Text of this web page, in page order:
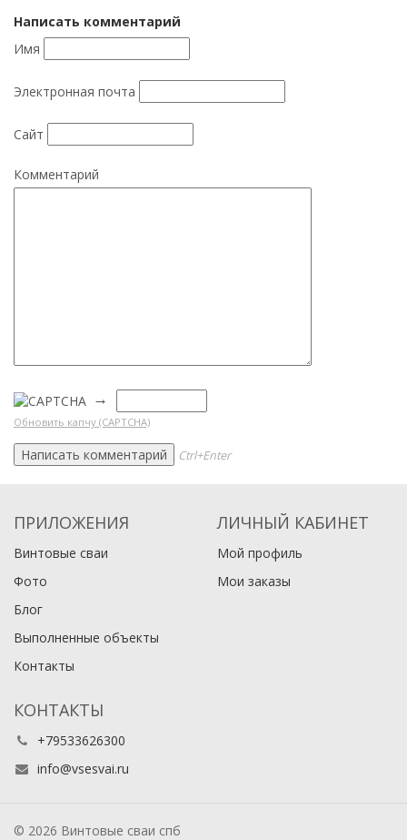
Написать комментарий
Имя
Электронная почта
Сайт
Комментарий
→
Обновить капчу (CAPTCHA)
Ctrl+Enter
ПРИЛОЖЕНИЯ
Винтовые сваи
Фото
Блог
Выполненные объекты
Контакты
ЛИЧНЫЙ КАБИНЕТ
Мой профиль
Мои заказы
КОНТАКТЫ
+79533626300
info@vsesvai.ru
© 2026 Винтовые сваи спб